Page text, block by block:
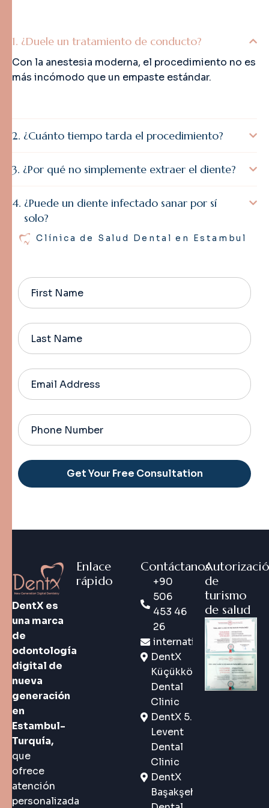
¿Duele un tratamiento de conducto?
Con la anestesia moderna, el procedimiento no es
más incómodo que un empaste estándar.
¿Cuánto tiempo tarda el procedimiento?
¿Por qué no simplemente extraer el diente?
¿Puede un diente infectado sanar por sí
solo?
Clínica de Salud Dental en Estambul
DentX es
una marca
de
odontología
digital de
nueva
generación
en
Estambul-
Turquía,
que
ofrece
atención
personalizada
Enlace
rápido
Contáctanos
+90
506
453 46
26
DentX
Küçükköy
Dental
Clinic
DentX 5.
Levent
Dental
Clinic
DentX
Başakşehir
de
turismo
de salud